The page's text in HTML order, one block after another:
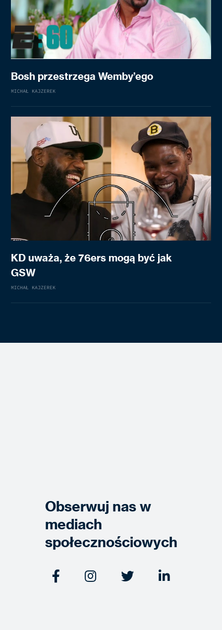
Bosh przestrzega Wemby’ego
MICHAŁ KAJZEREK
KD uważa, że 76ers mogą być jak
GSW
MICHAŁ KAJZEREK
Obserwuj nas w
mediach
społecznościowych
   